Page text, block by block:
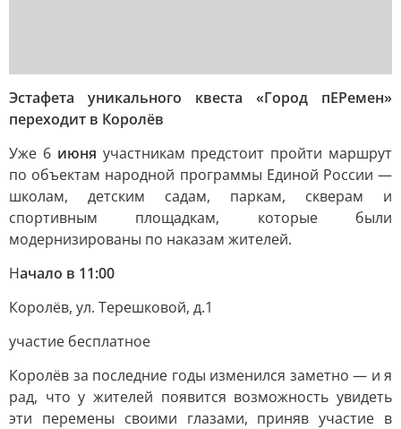
Эстафета уникального квеста «Город пЕРемен»
переходит в Королёв
Уже 6июня участникам предстоит пройти маршрут
по объектам народной программы Единой России —
школам, детским садам, паркам, скверам и
спортивным площадкам, которые были
модернизированы по наказам жителей.
Начало в 11:00
Королёв, ул. Терешковой, д.1
участие бесплатное
Королёв за последние годы изменился заметно — и я
рад, что у жителей появится возможность увидеть
эти перемены своими глазами, приняв участие в